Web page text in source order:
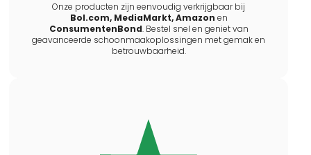
Onze producten zijn eenvoudig verkrijgbaar bij
Bol.com, MediaMarkt, Amazon en
ConsumentenBond. Bestel snel en geniet van
geavanceerde schoonmaakoplossingen met gemak en
betrouwbaarheid.